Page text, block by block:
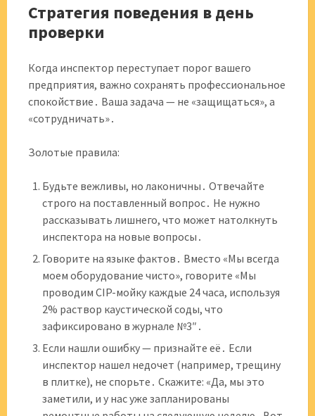
Стратегия поведения в день
проверки
Когда инспектор переступает порог вашего
предприятия, важно сохранять профессиональное
спокойствие․ Ваша задача — не «защищаться», а
«сотрудничать»․
Золотые правила:
Будьте вежливы, но лаконичны․ Отвечайте
строго на поставленный вопрос․ Не нужно
рассказывать лишнего, что может натолкнуть
инспектора на новые вопросы․
Говорите на языке фактов․ Вместо «Мы всегда
моем оборудование чисто», говорите «Мы
проводим CIP-мойку каждые 24 часа, используя
2% раствор каустической соды, что
зафиксировано в журнале №3″․
Если нашли ошибку — признайте её․ Если
инспектор нашел недочет (например, трещину
в плитке), не спорьте․ Скажите: «Да, мы это
заметили, и у нас уже запланированы